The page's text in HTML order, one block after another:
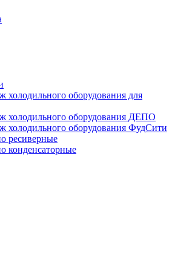
холодильного оборудования для
холодильного оборудования ДЕПО
холодильного оборудования ФудСити
ресиверные
конденсаторные